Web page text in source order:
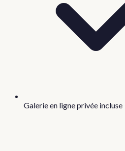
Galerie en ligne privée incluse